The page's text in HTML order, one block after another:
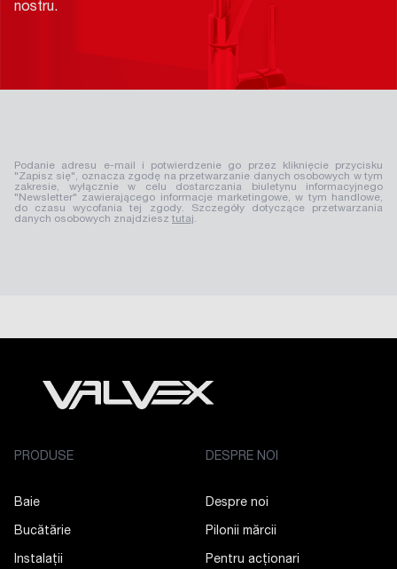
nostru.
Podanie adresu e-mail i potwierdzenie go przez kliknięcie przycisku
"Zapisz się", oznacza zgodę na przetwarzanie danych osobowych w tym
zakresie, wyłącznie w celu dostarczania biuletynu informacyjnego
"Newsletter" zawierającego informacje marketingowe, w tym handlowe,
do czasu wycofania tej zgody. Szczegóły dotyczące przetwarzania
danych osobowych znajdziesz tutaj.
PRODUSE
Baie
Bucătărie
Instalații
DESPRE NOI
Despre noi
Pilonii mărcii
Pentru acționari